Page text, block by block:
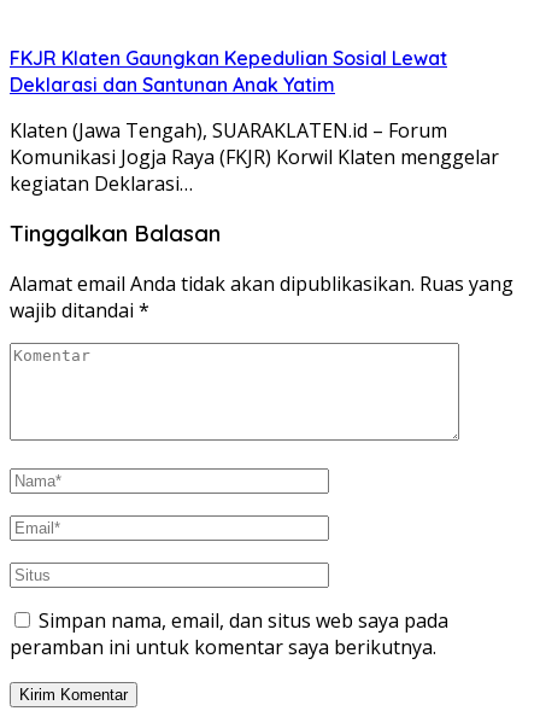
FKJR Klaten Gaungkan Kepedulian Sosial Lewat
Deklarasi dan Santunan Anak Yatim
Klaten (Jawa Tengah), SUARAKLATEN.id – Forum
Komunikasi Jogja Raya (FKJR) Korwil Klaten menggelar
kegiatan Deklarasi…
Tinggalkan Balasan
Alamat email Anda tidak akan dipublikasikan. Ruas yang
wajib ditandai *
Simpan nama, email, dan situs web saya pada
peramban ini untuk komentar saya berikutnya.